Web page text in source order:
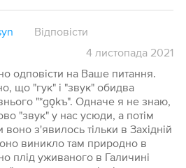
Відповісти
4 листопада 2021
одповісти на Ваше питання.
що "гук" і "звук" обидва
"*gǫkъ". Одначе я не знаю,
"звук" у нас усюди, а потім
воно з'явилось тільки в Західній
виникло там природно в
плід уживаного в Галичині